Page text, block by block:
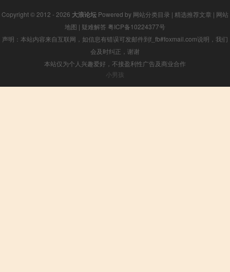
Copyright © 2012 - 2026 大浪论坛 Powered by 网站分类目录 | 精选推荐文章 | 网站
地图 | 疑难解答 粤ICP备10224377号
声明：本站内容来自互联网，如信息有错误可发邮件到f_fb#foxmail.com说明，我们
会及时纠正，谢谢
本站仅为个人兴趣爱好，不接盈利性广告及商业合作
小男孩